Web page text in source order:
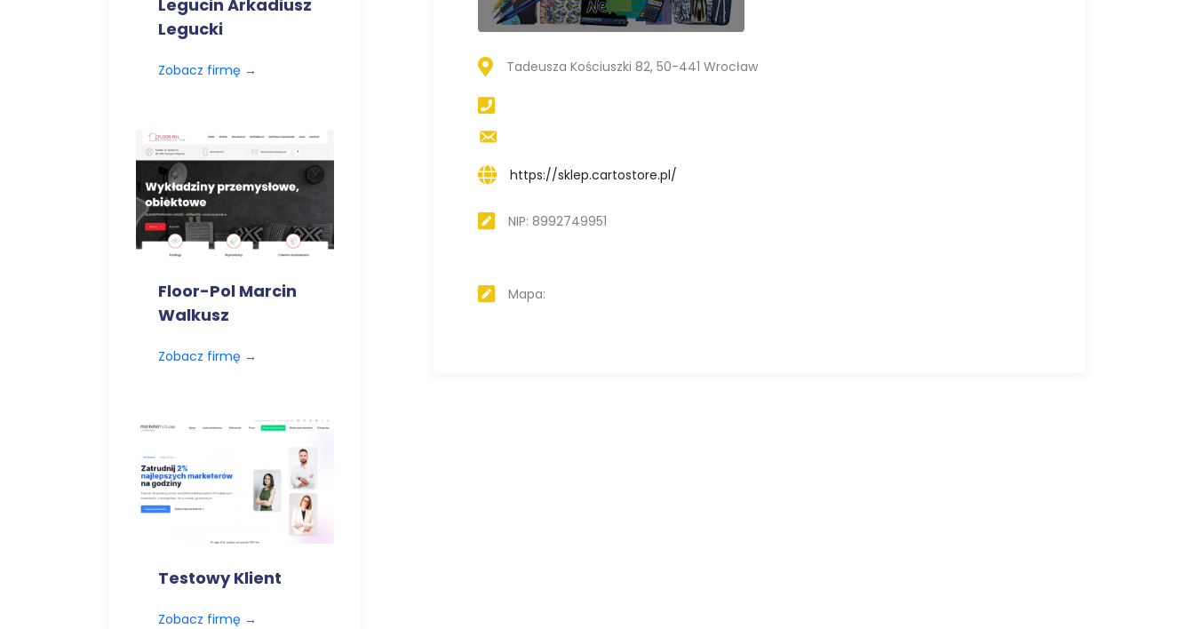
Legucin Arkadiusz
Legucki
Zobacz firmę →
Floor-Pol Marcin
Walkusz
Zobacz firmę →
Testowy Klient
Zobacz firmę →
Tadeusza Kościuszki 82, 50-441 Wrocław
https://sklep.cartostore.pl/
NIP: 8992749951
Mapa: